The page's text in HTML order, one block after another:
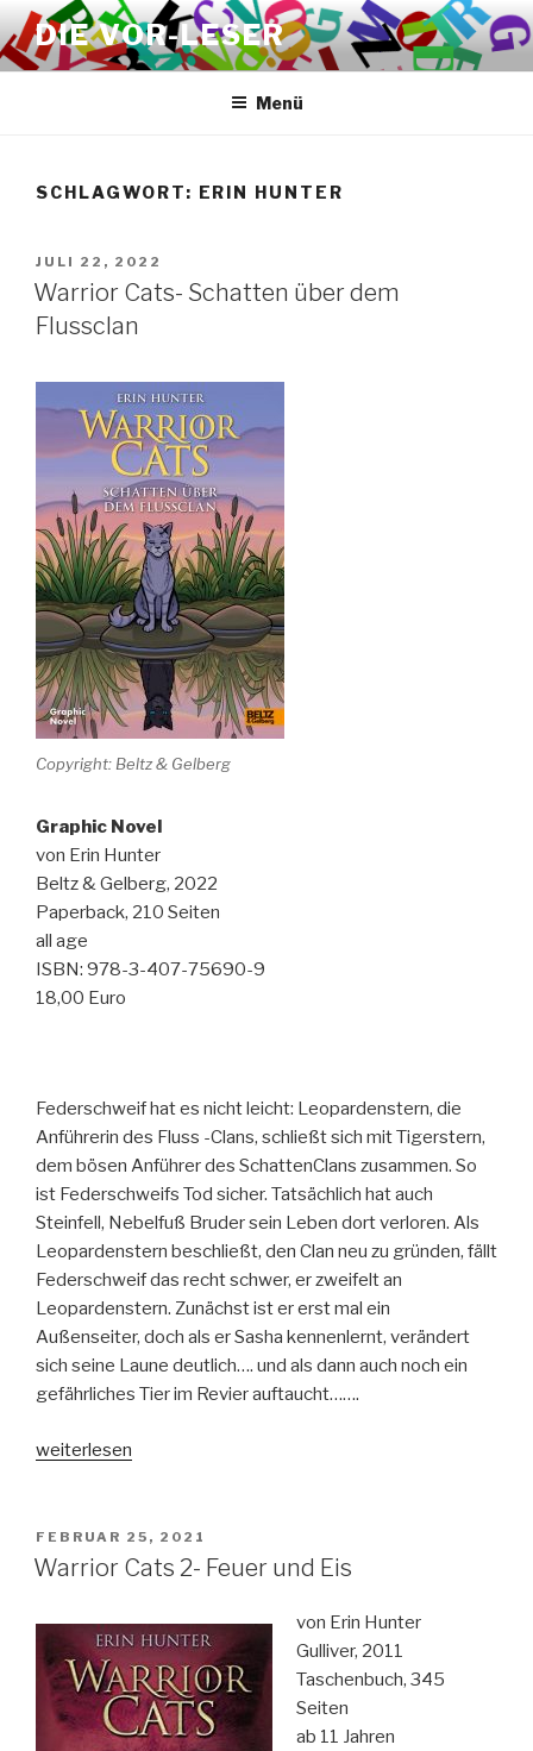
Zum
Inhalt
springen
DIE VOR-LESER
Menü
SCHLAGWORT: ERIN HUNTER
VERÖFFENTLICHT
AM
JULI 22, 2022
Warrior Cats- Schatten über dem
Flussclan
Copyright: Beltz & Gelberg
Graphic Novel
von Erin Hunter
Beltz & Gelberg, 2022
Paperback, 210 Seiten
all age
ISBN: 978-3-407-75690-9
18,00 Euro
Federschweif hat es nicht leicht: Leopardenstern, die
Anführerin des Fluss -Clans, schließt sich mit Tigerstern,
dem bösen Anführer des SchattenClans zusammen. So
ist Federschweifs Tod sicher. Tatsächlich hat auch
Steinfell, Nebelfuß Bruder sein Leben dort verloren. Als
Leopardenstern beschließt, den Clan neu zu gründen, fällt
Federschweif das recht schwer, er zweifelt an
Leopardenstern. Zunächst ist er erst mal ein
Außenseiter, doch als er Sasha kennenlernt, verändert
sich seine Laune deutlich…. und als dann auch noch ein
gefährliches Tier im Revier auftaucht…….
„Warrior
über
dem
weiterlesen
VERÖFFENTLICHT
AM
FEBRUAR 25, 2021
Warrior Cats 2- Feuer und Eis
von Erin Hunter
Gulliver, 2011
Taschenbuch, 345
Seiten
ab 11 Jahren